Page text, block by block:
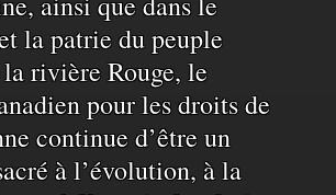
la patrie du peuple
rivière Rouge, le
pour les droits de
continue d’être un
à l’évolution, à la